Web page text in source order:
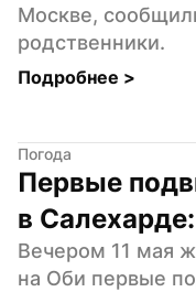
Москве,
родственники.
Подробнее >
Погода
Первые
в
Вечером 11 мая
на Оби первые